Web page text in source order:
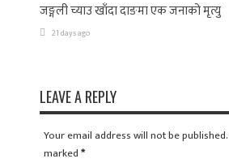
जङ्गली च्याउ खाँदा दाङमा एक जनाको मृत्यु
21 days ago
LEAVE A REPLY
Your email address will not be
marked*